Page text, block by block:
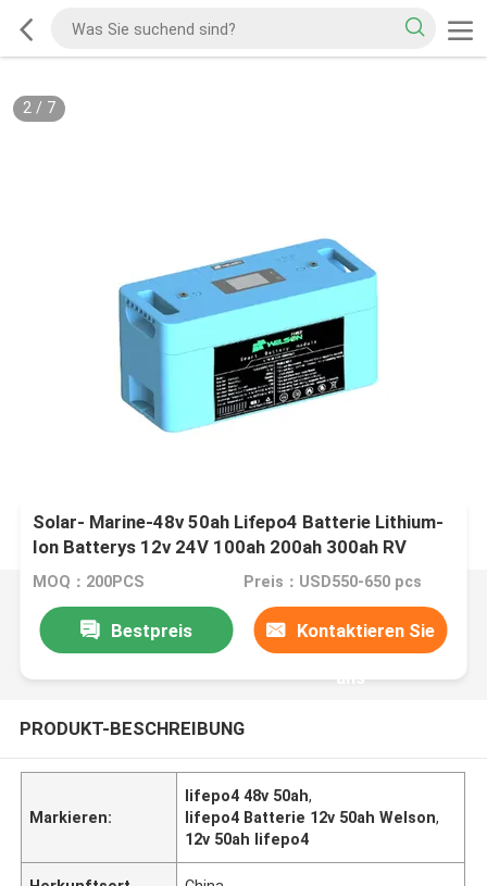
2/ 7
Solar- Marine-48v 50ah Lifepo4 Batterie Lithium-
Ion Batterys 12v 24V 100ah 200ah 300ah RV
MOQ：200PCS Preis：USD550-650 pcs
Bestpreis Kontaktieren Sie
uns
PRODUKT-BESCHREIBUNG
Markieren:
lifepo4 48v 50ah,
lifepo4 Batterie 12v 50ah Welson,
12v 50ah lifepo4